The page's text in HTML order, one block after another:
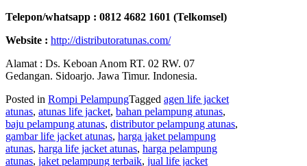
Telepon/whatsapp : 0812 4682 1601 (Telkomsel)
Website : http://distributoratunas.com/
Alamat : Ds. Keboan Anom RT. 02 RW. 07
Gedangan. Sidoarjo. Jawa Timur. Indonesia.
Posted in Rompi PelampungTagged agen life jacket
atunas, atunas life jacket, bahan pelampung atunas,
baju pelampung atunas, distributor pelampung atunas,
gambar life jacket atunas, harga jaket pelampung
atunas, harga life jacket atunas, harga pelampung
atunas, jaket pelampung terbaik, jual life jacket